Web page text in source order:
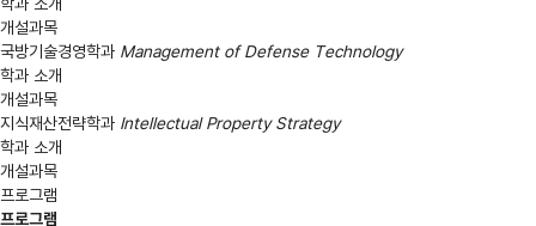
개설과목
국방기술경영학과 Management of Defense Technology
학과 소개
개설과목
지식재산전략학과 Intellectual Property Strategy
학과 소개
개설과목
프로그램
프로그램